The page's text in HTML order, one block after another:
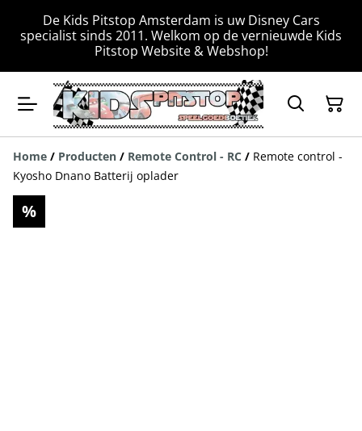
De Kids Pitstop Amsterdam is uw Disney Cars
specialist sinds 2011. Welkom op de vernieuwde Kids
Pitstop Website & Webshop!
Home / Producten / Remote Control - RC / Remote control -
Kyosho Dnano Batterij oplader
%